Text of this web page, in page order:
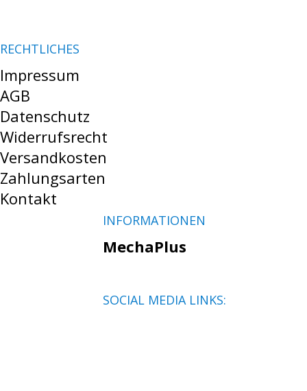
RECHTLICHES
Impressum
AGB
Datenschutz
Widerrufsrecht
Versandkosten
Zahlungsarten
Kontakt
INFORMATIONEN
MechaPlus
SOCIAL MEDIA LINKS: